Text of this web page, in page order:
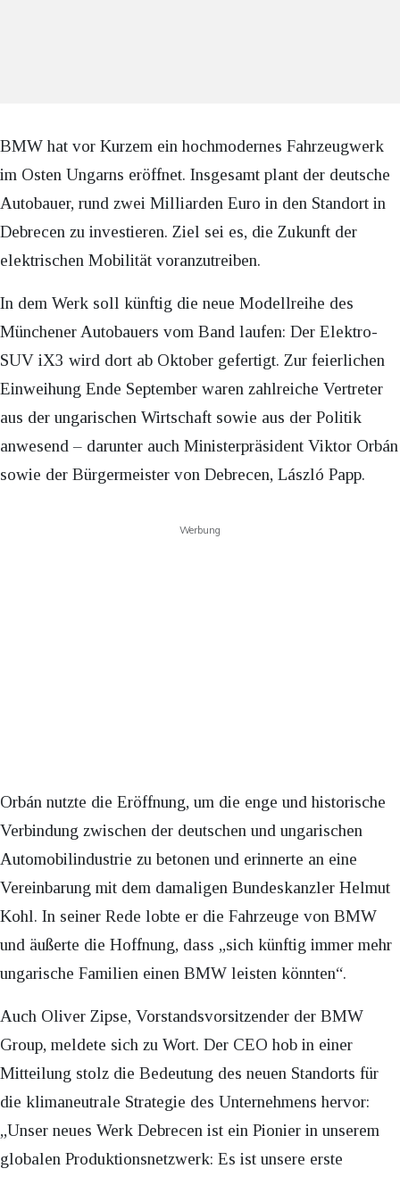
BMW hat vor Kurzem ein hochmodernes Fahrzeugwerk
im Osten Ungarns eröffnet. Insgesamt plant der deutsche
Autobauer, rund zwei Milliarden Euro in den Standort in
Debrecen zu investieren. Ziel sei es, die Zukunft der
elektrischen Mobilität voranzutreiben.
In dem Werk soll künftig die neue Modellreihe des
Münchener Autobauers vom Band laufen: Der Elektro-
SUV iX3 wird dort ab Oktober gefertigt. Zur feierlichen
Einweihung Ende September waren zahlreiche Vertreter
aus der ungarischen Wirtschaft sowie aus der Politik
anwesend – darunter auch Ministerpräsident Viktor Orbán
sowie der Bürgermeister von Debrecen, László Papp.
Werbung
Orbán nutzte die Eröffnung, um die enge und historische
Verbindung zwischen der deutschen und ungarischen
Automobilindustrie zu betonen und erinnerte an eine
Vereinbarung mit dem damaligen Bundeskanzler Helmut
Kohl. In seiner Rede lobte er die Fahrzeuge von BMW
und äußerte die Hoffnung, dass „sich künftig immer mehr
ungarische Familien einen BMW leisten könnten“.
Auch Oliver Zipse, Vorstandsvorsitzender der BMW
Group, meldete sich zu Wort. Der CEO hob in einer
Mitteilung stolz die Bedeutung des neuen Standorts für
die klimaneutrale Strategie des Unternehmens hervor:
„Unser neues Werk Debrecen ist ein Pionier in unserem
globalen Produktionsnetzwerk: Es ist unsere erste